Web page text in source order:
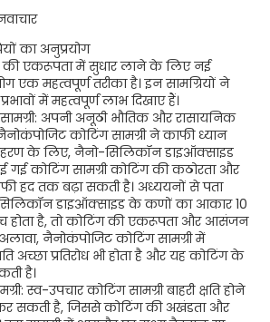
का अनुप्रयोग
एकरूपता में सुधार लाने के लिए नई
एक महत्वपूर्ण तरीका है। इन सामग्रियों ने
में महत्वपूर्ण लाभ दिखाए हैं।
अपनी अनूठी भौतिक और रासायनिक
कोटिंग सामग्री ने काफी ध्यान
के लिए, नैनो-सिलिकॉन डाइऑक्साइड
गई कोटिंग सामग्री कोटिंग की कठोरता और
हद तक बढ़ा सकती है। अध्ययनों से पता
डाइऑक्साइड के कणों का आकार 10
होता है, तो कोटिंग की एकरूपता और आसंजन
नैनोकंपोजिट कोटिंग सामग्री में
अच्छा प्रतिरोध भी होता है और यह कोटिंग के
है।
स्व-उपचार कोटिंग सामग्री बाहरी क्षति होने
सकती है, जिससे कोटिंग की अखंडता और